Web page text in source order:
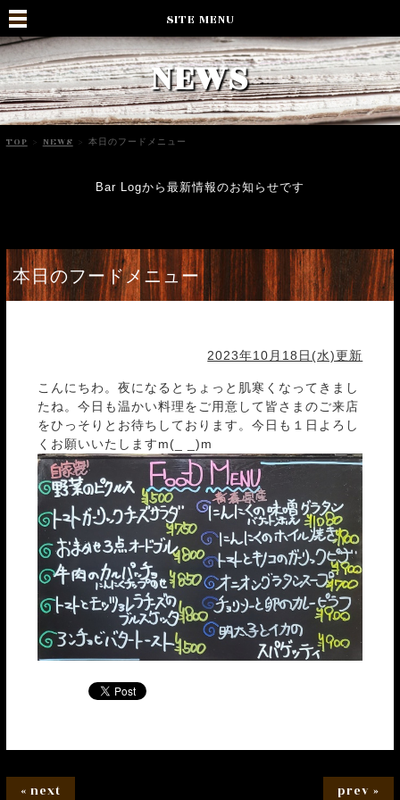
SITE MENU
NEWS
TOP > NEWS > 本日のフードメニュー
Bar Logから最新情報のお知らせです
本日のフードメニュー
2023年10月18日(水)更新
こんにちわ。夜になるとちょっと肌寒くなってきまし
たね。今日も温かい料理をご用意して皆さまのご来店
をひっそりとお待ちしております。今日も１日よろし
くお願いいたしますm(_ _)m
« next prev »